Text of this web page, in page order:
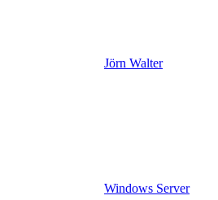
Jörn Walter
Windows Server